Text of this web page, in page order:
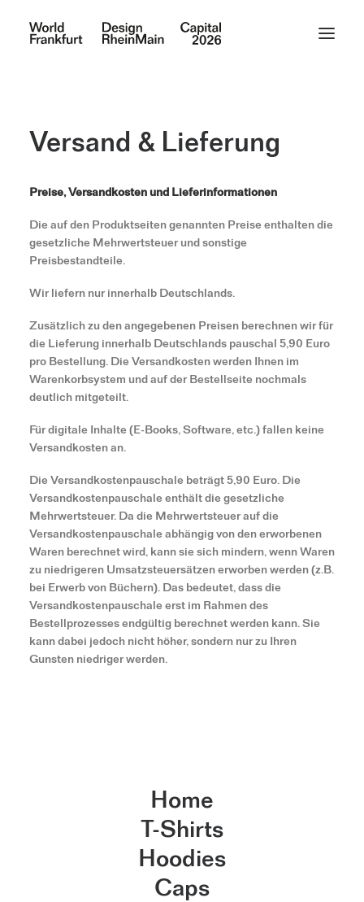
Versand & Lieferung
Preise, Versandkosten und Lieferinformationen
Die auf den Produktseiten genannten Preise enthalten die
gesetzliche Mehrwertsteuer und sonstige
Preisbestandteile.
Wir liefern nur innerhalb Deutschlands.
Zusätzlich zu den angegebenen Preisen berechnen wir für
die Lieferung innerhalb Deutschlands pauschal 5,90 Euro
pro Bestellung. Die Versandkosten werden Ihnen im
Warenkorbsystem und auf der Bestellseite nochmals
deutlich mitgeteilt.
Für digitale Inhalte (E-Books, Software, etc.) fallen keine
Versandkosten an.
Die Versandkostenpauschale beträgt 5,90 Euro. Die
Versandkostenpauschale enthält die gesetzliche
Mehrwertsteuer. Da die Mehrwertsteuer auf die
Versandkostenpauschale abhängig von den erworbenen
Waren berechnet wird, kann sie sich mindern, wenn Waren
zu niedrigeren Umsatzsteuersätzen erworben werden (z.B.
bei Erwerb von Büchern). Das bedeutet, dass die
Versandkostenpauschale erst im Rahmen des
Bestellprozesses endgültig berechnet werden kann. Sie
kann dabei jedoch nicht höher, sondern nur zu Ihren
Gunsten niedriger werden.
Home
T-Shirts
Hoodies
Caps